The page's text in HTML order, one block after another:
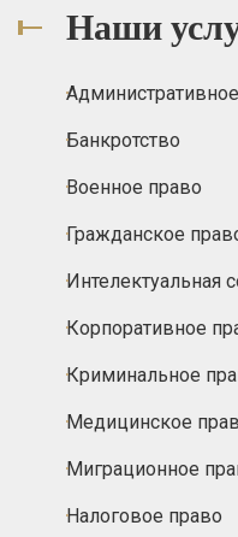
Наши
Банкротство
Военное право
Гражданское
Интелектуальная
Корпоративное
Криминальное
Медицинское
Миграционное
Налоговое право